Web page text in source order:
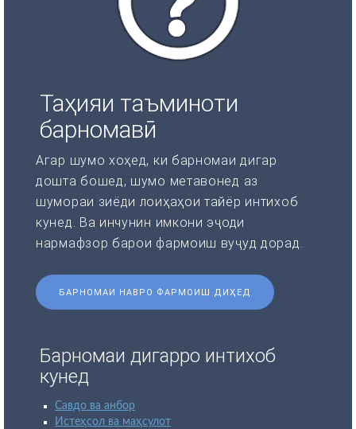
Таҳияи таъминоти
барномавӣ
Агар шумо хоҳед, ки барномаи дигар
дошта бошед, шумо метавонед аз
шумораи зиёди лоиҳаҳои тайёр интихоб
кунед. Ва инчунин имкони эҷоди
нармафзор барои фармоиш вуҷуд дорад.
БАРНОМАИ НАВРО ФАРМОИШ ДИҲЕД
Барномаи дигарро интихоб
кунед
Савдо ва анбор
Истеҳсол ва маҳсулот